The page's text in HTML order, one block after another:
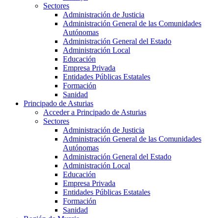
Sectores
Administración de Justicia
Administración General de las Comunidades
Autónomas
Administración General del Estado
Administración Local
Educación
Empresa Privada
Entidades Públicas Estatales
Formación
Sanidad
Principado de Asturias
Acceder a Principado de Asturias
Sectores
Administración de Justicia
Administración General de las Comunidades
Autónomas
Administración General del Estado
Administración Local
Educación
Empresa Privada
Entidades Públicas Estatales
Formación
Sanidad